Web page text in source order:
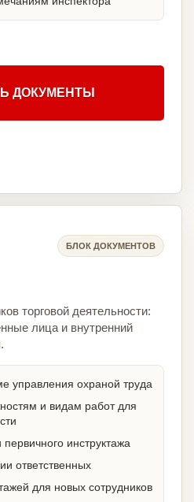
ДОКУМЕНТЫ
БЛОК ДОКУМЕНТОВ
торговой деятельности:
лица и внутренний
управления охраной труда
и видам работ для
инструктажа
ответственных
для новых сотрудников